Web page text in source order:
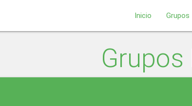
Inicio Grupos
Grupos